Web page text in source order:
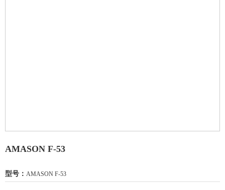
AMASON F-53
型号： AMASON F-53